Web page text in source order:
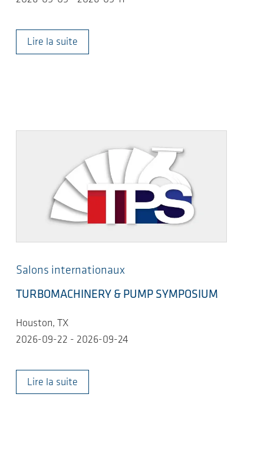
Lire la suite
Salons internationaux
TURBOMACHINERY & PUMP SYMPOSIUM
Houston, TX
2026-09-22 - 2026-09-24
Lire la suite